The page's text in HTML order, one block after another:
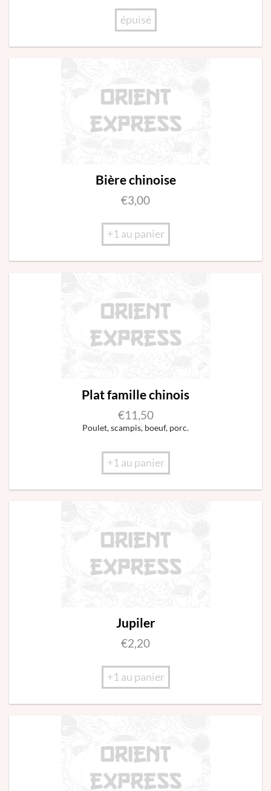
épuisé
Bière chinoise
€3,00
+1 au panier
Plat famille chinois
€11,50
Poulet, scampis, boeuf, porc.
+1 au panier
Jupiler
€2,20
+1 au panier